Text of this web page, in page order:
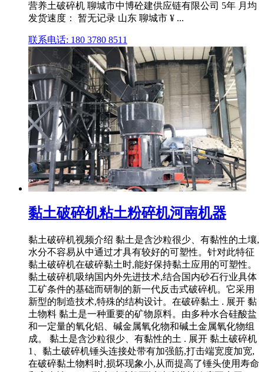
营养土破碎机 聊城市中博砼建供应链有限公司 5年 月均
发货速度： 暂无记录 山东 聊城市 ¥ ...
联系电话: 180 3780 8511
黏土破碎机粘土粉碎机河南机器
黏土破碎机视频介绍 黏土是含沙粒很少、有黏性的土壤,
水分不容易从中通过才具有较好的可塑性。针对此特征
黏土破碎机在破碎黏土时,能好保持黏土应用的可塑性。
黏土破碎机吸纳国内外先进技术,结合国内砂石行业具体
工矿条件的基础而研制的新一代反击式破碎机。它采用
新型的制造技术,特殊的结构设计。在破碎黏土 . 展开 黏
土物料 黏土是一种重要的矿物原料。由多种水合硅酸盐
和一定量的氧化铝、碱金属氧化物和碱土金属氧化物组
成。 黏土是含沙粒很少、有黏性的土 . 展开 黏土破碎机
1、黏土破碎机锤头连接处带有加强筋,打击端宽度加宽,
在破碎黏土物料时,损坏现象小,从而提高了锤头使用寿命